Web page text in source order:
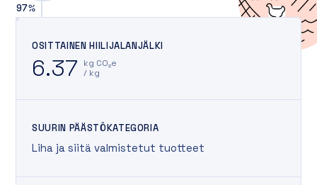
97%
OSITTAINEN HIILIJALANJÄLKI
6.37
kg CO₂e
/ kg
SUURIN PÄÄSTÖKATEGORIA
Liha ja siitä valmistetut tuotteet